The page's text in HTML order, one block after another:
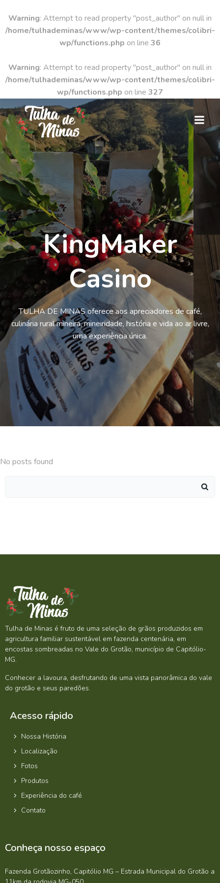
Warning: Attempt to read property "post_author" on null in
/home/tulhademinas/www/wp-content/themes/colibri-
wp/functions.php on line 36
Warning: Attempt to read property "post_author" on null in
/home/tulhademinas/www/wp-content/themes/colibri-
wp/functions.php on line 327
Pular
para
o
conteúdo
KingMaker
Casino
TULHA DE MINAS oferece aos apreciadores de café,
culinária rural mineira, mineiridade, história e vida ao ar livre,
uma experiência única.
No posts found
Tulha de Minas é fruto de uma seleção de grãos produzidos em
agricultura familiar sustentável em fazenda centenária, em
encostas sombreadas no Vale do Grotão, município de Capitólio-
MG.
Conhecer a lavoura, desfrutando de uma vista panorâmica do vale
do grotão e seus paredões.
Acesso rápido
Nossa História
Localização
Fotos
Produtos
Experiência do café
Contato
Conheça nosso espaço
Fazenda Grotãozinho, Capitólio MG – Estrada Municipal do Grotão a